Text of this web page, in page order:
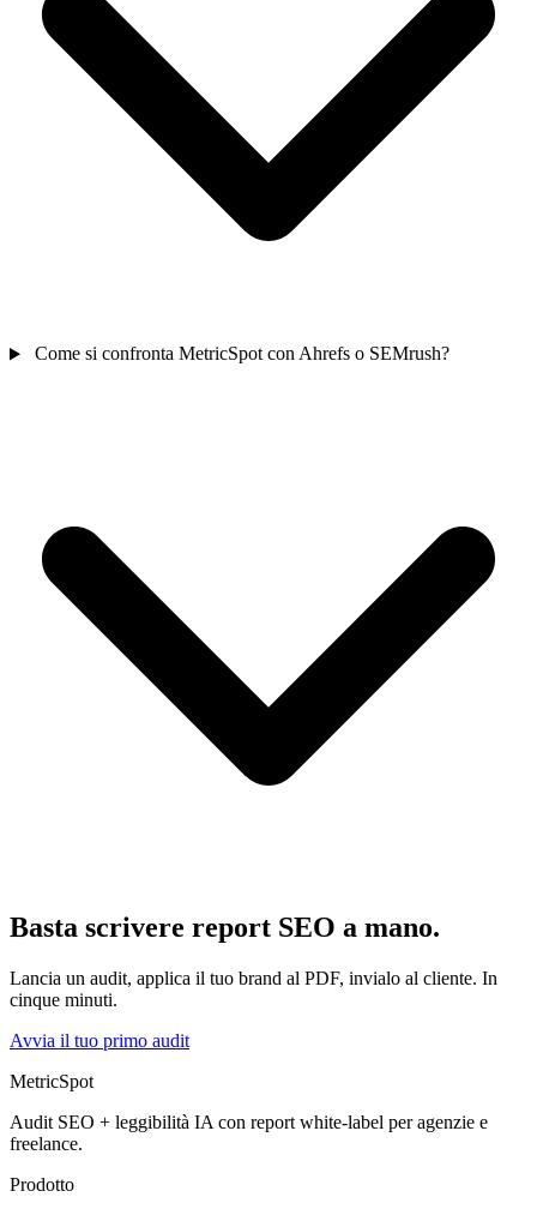
Come si confronta MetricSpot con Ahrefs o SEMrush?
Basta scrivere report SEO a mano.
Lancia un audit, applica il tuo brand al PDF, invialo al cliente. In
cinque minuti.
Avvia il tuo primo audit
MetricSpot
Audit SEO + leggibilità IA con report white-label per agenzie e
freelance.
Prodotto